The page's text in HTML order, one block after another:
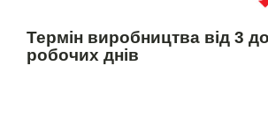
Термін виробництва від 3
робочих днів